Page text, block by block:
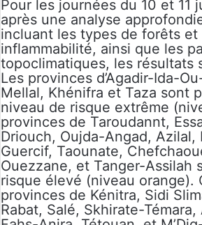
Pour les journées du 10 et 11
après une analyse
incluant les types de forêts et
inflammabilité, ainsi que les
topoclimatiques, les résultats
Les provinces d’Agadir-Ida-
Mellal, Khénifra et Taza sont
niveau de risque extrême
provinces de Taroudannt,
Driouch, Oujda-Angad, Azilal,
Guercif, Taounate,
Ouezzane, et Tanger-Assilah
risque élevé (niveau orange).
provinces de Kénitra, Sidi
Rabat, Salé, Skhirate-Témara,